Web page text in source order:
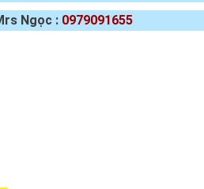
Ngọc : 0979091655